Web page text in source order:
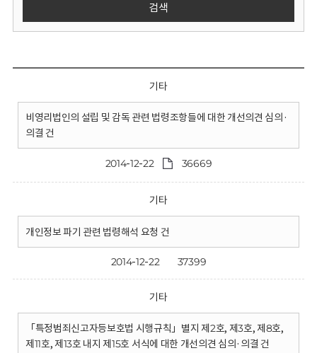
검색
기타
비영리법인의 설립 및 감독 관련 법령조항들에 대한 개선의견 심의·
의결 건
2014-12-22 36669
기타
개인정보 파기 관련 법령해석 요청 건
2014-12-22 37399
기타
「특정범죄신고자등보호법 시행규칙」별지 제2호, 제3호, 제8호,
제11호, 제13호 내지 제15호 서식에 대한 개선의견 심의·의결 건